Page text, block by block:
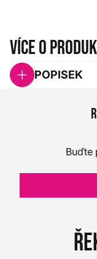
Více o
POPISEK
Buďte